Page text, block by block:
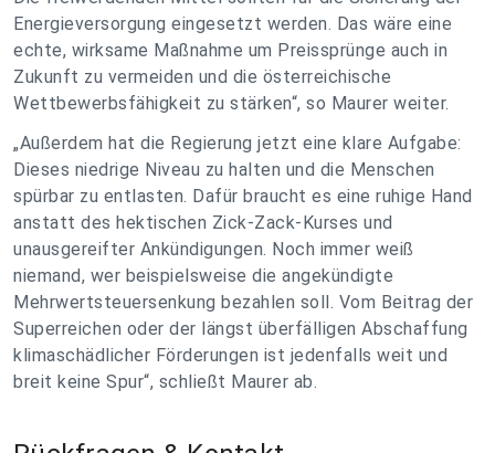
Energieversorgung eingesetzt werden. Das wäre eine
echte, wirksame Maßnahme um Preissprünge auch in
Zukunft zu vermeiden und die österreichische
Wettbewerbsfähigkeit zu stärken“, so Maurer weiter.
„Außerdem hat die Regierung jetzt eine klare Aufgabe:
Dieses niedrige Niveau zu halten und die Menschen
spürbar zu entlasten. Dafür braucht es eine ruhige Hand
anstatt des hektischen Zick-Zack-Kurses und
unausgereifter Ankündigungen. Noch immer weiß
niemand, wer beispielsweise die angekündigte
Mehrwertsteuersenkung bezahlen soll. Vom Beitrag der
Superreichen oder der längst überfälligen Abschaffung
klimaschädlicher Förderungen ist jedenfalls weit und
breit keine Spur“, schließt Maurer ab.